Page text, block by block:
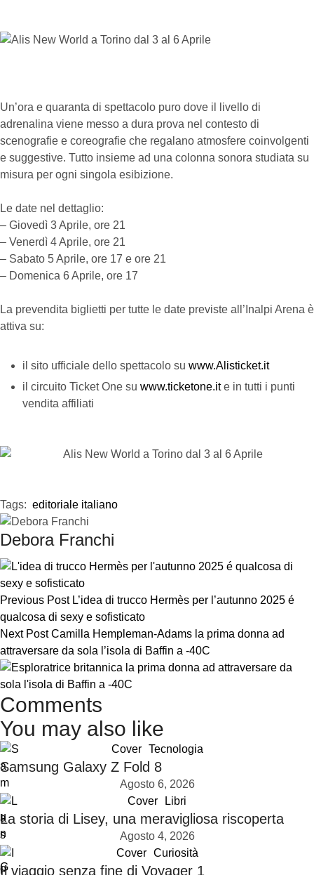
Un’ora e quaranta di spettacolo puro dove il livello di
adrenalina viene messo a dura prova nel contesto di
scenografie e coreografie che regalano atmosfere coinvolgenti
e suggestive. Tutto insieme ad una colonna sonora studiata su
misura per ogni singola esibizione.
Le date nel dettaglio:
– Giovedì 3 Aprile, ore 21
– Venerdì 4 Aprile, ore 21
– Sabato 5 Aprile, ore 17 e ore 21
– Domenica 6 Aprile, ore 17
La prevendita biglietti per tutte le date previste all’Inalpi Arena è
attiva su:
il sito ufficiale dello spettacolo su www.Alisticket.it
il circuito Ticket One su www.ticketone.ite in tutti i punti
vendita affiliati
Tags: editoriale italiano
Debora Franchi
Previous Post L’idea di trucco Hermès per l’autunno 2025 é
qualcosa di sexy e sofisticato
Next Post Camilla Hempleman-Adams la prima donna ad
attraversare da sola l’isola di Baffin a -40C
Comments
You may also like
Cover Tecnologia
Samsung Galaxy Z Fold 8
Agosto 6, 2026
Cover
Libri
La storia di Lisey, una meravigliosa riscoperta
Agosto 4, 2026
Cover
Curiosità
Il viaggio senza fine di Voyager 1